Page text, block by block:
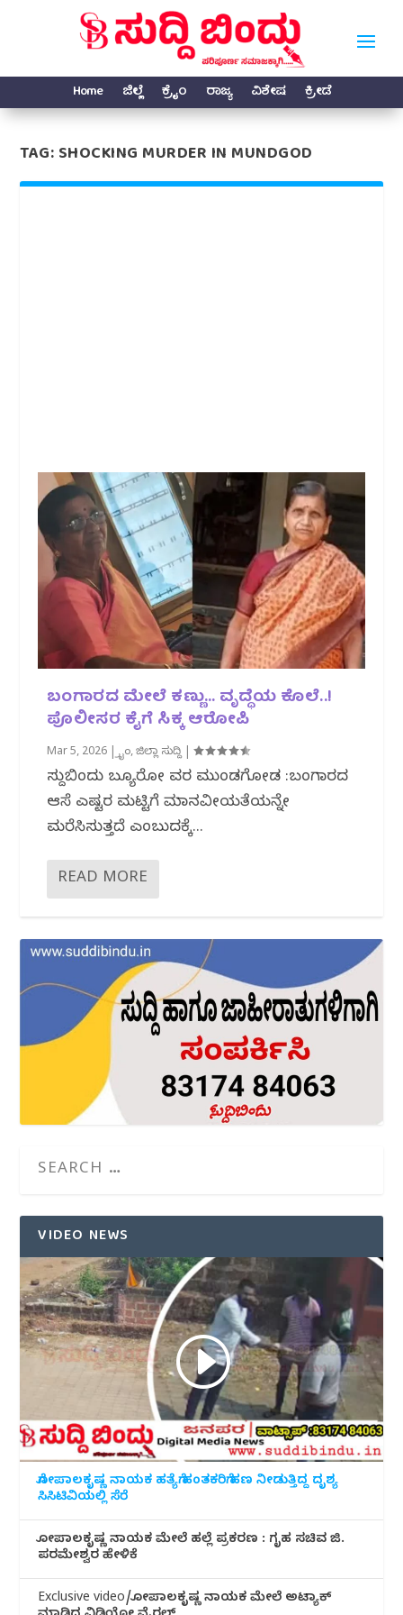
Home ಜಿಲ್ಲೆ ಕ್ರೈಂ ರಾಜ್ಯ ವಿಶೇಷ ಕ್ರೀಡೆ
TAG:SHOCKING MURDER IN MUNDGOD
ಬಂಗಾರದ ಮೇಲೆ ಕಣ್ಣು… ವೃದ್ಧೆಯ ಕೊಲೆ..!
ಪೊಲೀಸರ ಕೈಗೆ ಸಿಕ್ಕ ಆರೋಪಿ
Mar 5, 2026 |ಕ್ರೈಂ,ಜಿಲ್ಲಾ ಸುದ್ದಿ |
ಸುದ್ದಿಬಿಂದು ಬ್ಯೂರೋ ವರದಿ ಮುಂಡಗೋಡ :ಬಂಗಾರದ
ಆಸೆ ಎಷ್ಟರ ಮಟ್ಟಿಗೆ ಮಾನವೀಯತೆಯನ್ನೇ
ಮರೆಸಿಸುತ್ತದೆ ಎಂಬುದಕ್ಕೆ...
READ MORE
VIDEO NEWS
ಗೋಪಾಲಕೃಷ್ಣ ನಾಯಕ ಹತ್ಯೆಗೆ ಹಂತಕರಿಗೆ ಹಣ ನೀಡುತ್ತಿದ್ದ ದೃಶ್ಯ
ಸಿಸಿಟಿವಿಯಲ್ಲಿ ಸೆರೆ
ಗೋಪಾಲಕೃಷ್ಣ ನಾಯಕ ಮೇಲೆ ಹಲ್ಲೆ ಪ್ರಕರಣ : ಗೃಹ ಸಚಿವ ಜಿ.
ಪರಮೇಶ್ವರ ಹೇಳಿಕೆ
Exclusive video/ಗೋಪಾಲಕೃಷ್ಣ ನಾಯಕ ಮೇಲೆ ಅಟ್ಯಾಕ್